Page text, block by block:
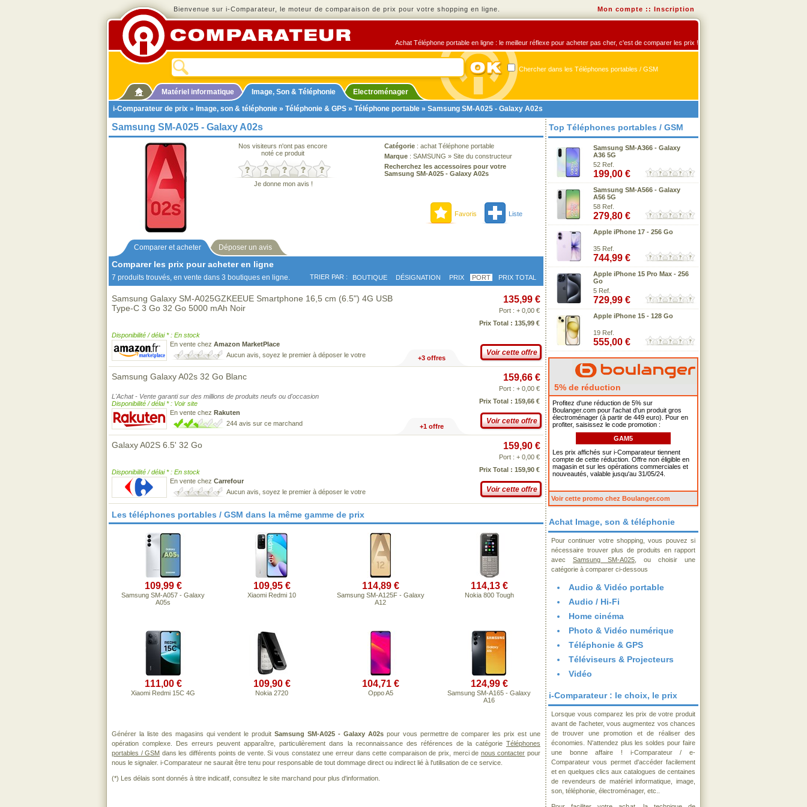
Bienvenue sur i-Comparateur, le moteur de comparaison de prix pour votre shopping en ligne. Mon compte :: Inscription
Achat Téléphone portable en ligne : le meilleur réflexe pour acheter pas cher, c'est de comparer les prix !
Chercher dans les Téléphones portables / GSM
Matériel informatique Image, Son & Téléphonie
Electroménager
i-Comparateur de prix » Image, son & téléphonie » Téléphonie & GPS » Téléphone portable » Samsung SM-A025 - Galaxy A02s
Samsung SM-A025 - Galaxy A02s
Nos visiteurs n'ont pas encore
noté ce produit
Je donne mon avis !
Catégorie : achat Téléphone portable
Marque : SAMSUNG » Site du constructeur
Recherchez les accessoires pour votre
Samsung SM-A025 - Galaxy A02s
Favoris Liste
Comparer et acheter Déposer un avis
Comparer les prix pour acheter en ligne
7 produits trouvés, en vente dans 3 boutiques en ligne. TRIER PAR : BOUTIQUE DÉSIGNATION PRIX PORT PRIX TOTAL
Samsung Galaxy SM-A025GZKEEUE Smartphone 16,5 cm (6.5") 4G USB
Type-C 3 Go 32 Go 5000 mAh Noir
Disponibilité / délai * : En stock
En vente chez Amazon MarketPlace
Aucun avis, soyez le premier à déposer le votre
135,99 €
Port : + 0,00 €
Prix Total : 135,99 €
Voir cette offre
+3 offres
Samsung Galaxy A02s 32 Go Blanc
L'Achat - Vente garanti sur des millions de produits neufs ou d'occasion
Disponibilité / délai * : Voir site
En vente chez Rakuten
244 avis sur ce marchand
159,66 €
Port : + 0,00 €
Prix Total : 159,66 €
Voir cette offre
+1 offre
Galaxy A02S 6.5' 32 Go
Disponibilité / délai * : En stock
En vente chez Carrefour
Aucun avis, soyez le premier à déposer le votre
159,90 €
Port : + 0,00 €
Prix Total : 159,90 €
Voir cette offre
Les téléphones portables / GSM dans la même gamme de prix
109,99 €
Samsung SM-A057 - Galaxy
A05s
109,95 €
Xiaomi Redmi 10
114,89 €
Samsung SM-A125F - Galaxy
A12
114,13 €
Nokia 800 Tough
111,00 €
Xiaomi Redmi 15C 4G
109,90 €
Nokia 2720
104,71 €
Oppo A5
124,99 €
Samsung SM-A165 - Galaxy
A16
Générer la liste des magasins qui vendent le produitSamsung SM-A025 - Galaxy A02spour vous permettre de comparer les prix est une
opération complexe. Des erreurs peuvent apparaître, particulièrement dans la reconnaissance des références de la catégorie Téléphones
portables / GSM dans les différents points de vente. Si vous constatez une erreur dans cette comparaison de prix, merci de nous contacter pour
nous le signaler. i-Comparateur ne saurait être tenu pour responsable de tout dommage direct ou indirect lié à l'utilisation de ce service.
(*) Les délais sont donnés à titre indicatif, consultez le site marchand pour plus d'information.
Top Téléphones portables / GSM
Samsung SM-A366 - Galaxy
A36 5G
52 Ref.
199,00 €
Samsung SM-A566 - Galaxy
A56 5G
58 Ref.
279,80 €
Apple iPhone 17 - 256 Go
35 Ref.
744,99 €
Apple iPhone 15 Pro Max - 256
Go
5 Ref.
729,99 €
Apple iPhone 15 - 128 Go
19 Ref.
555,00 €
5% de réduction
Profitez d'une réduction de 5% sur
Boulanger.com pour l'achat d'un produit gros
électroménager (à partir de 449 euro). Pour en
profiter, saisissez le code promotion :
GAM5
Les prix affichés sur i-Comparateur tiennent
compte de cette réduction. Offre non éligible en
magasin et sur les opérations commerciales et
nouveautés, valable jusqu'au 31/05/24.
Voir cette promo chez Boulanger.com
Achat Image, son & téléphonie
Pour continuer votre shopping, vous pouvez si
nécessaire trouver plus de produits en rapport
avec Samsung SM-A025 , ou choisir une
catégorie à comparer ci-dessous
Audio & Vidéo portable
Audio / Hi-Fi
Home cinéma
Photo & Vidéo numérique
Téléphonie & GPS
Téléviseurs & Projecteurs
Vidéo
i-Comparateur : le choix, le prix
Lorsque vous comparez les prix de votre produit
avant de l'acheter, vous augmentez vos chances
de trouver une promotion et de réaliser des
économies. N'attendez plus les soldes pour faire
une bonne affaire ! i-Comparateur / e-
Comparateur vous permet d'accéder facilement
et en quelques clics aux catalogues de centaines
de revendeurs de matériel informatique, image,
son, téléphonie, électroménager, etc..